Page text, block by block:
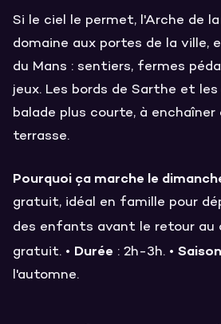
Si le ciel le permet, l'Arche de
domaine aux portes de la ville,
du Mans : sentiers, fermes
jeux. Les bords de Sarthe et
balade plus courte, à
terrasse.
Pourquoi ça marche le
gratuit, idéal en famille pour
des enfants avant le retour au
gratuit. • Durée : 2h-3h. • Saison
l'automne.